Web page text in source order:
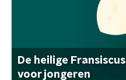
De heilige
voor jongeren